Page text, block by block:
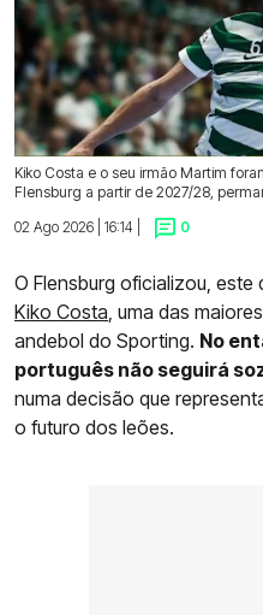
Kiko Costa e o seu irmão Martim
Flensburg a partir de 2027/28,
02 Ago 2026 | 16:14 |
0
O Flensburg oficializou,
Kiko Costa , uma das
andebol do Sporting. No
português não seguirá
numa decisão que
o futuro dos leões.